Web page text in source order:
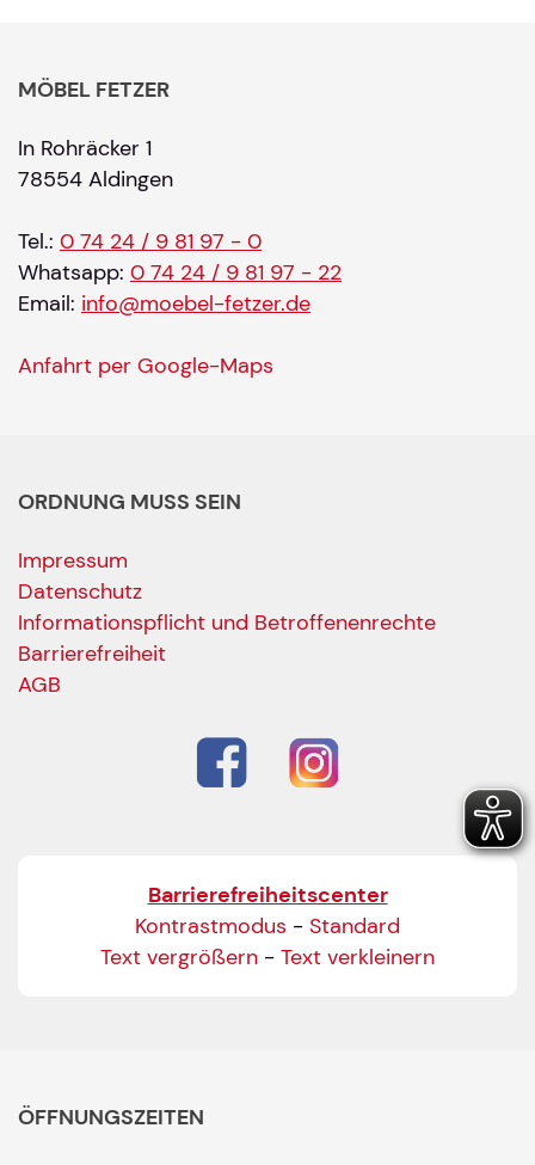
MÖBEL FETZER
In Rohräcker 1
78554 Aldingen
Tel.: 0 74 24 / 9 81 97 - 0
Whatsapp: 0 74 24 / 9 81 97 - 22
Email: info@moebel-fetzer.de
Anfahrt per Google-Maps
ORDNUNG MUSS SEIN
Impressum
Datenschutz
Informationspflicht und Betroffenenrechte
Barrierefreiheit
AGB
Barrierefreiheitscenter
Kontrastmodus - Standard
Text vergrößern - Text verkleinern
ÖFFNUNGSZEITEN